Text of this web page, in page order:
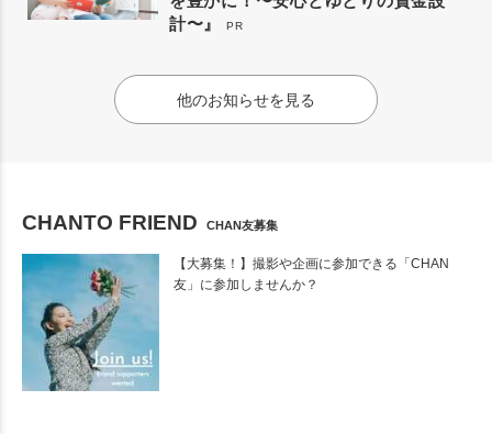
計〜』
PR
他のお知らせを見る
CHANTO FRIEND CHAN友募集
【大募集！】撮影や企画に参加できる「CHAN
友」に参加しませんか？